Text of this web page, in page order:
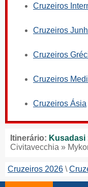
Cruzeiros
Cruzeiros
Cruzeiros
Cruzeiros
Cruzeiros Ásia
Itinerário: Kusadasi
Civitavecchia »
Cruzeiros 2026